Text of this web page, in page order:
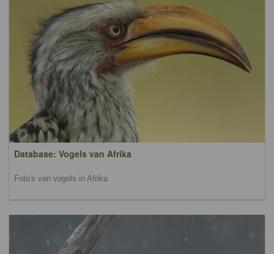
Database: Vogels van Afrika
Foto's van vogels in Afrika